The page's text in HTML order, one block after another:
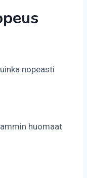
nopeasti
huomaat